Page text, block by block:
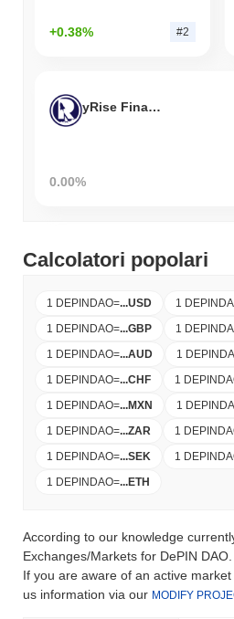
+0.38% #2
yRise Finance
0.00%
Calcolatori popolari
1 DEPINDAO=...USD 1
1 DEPINDAO=...GBP 1
1 DEPINDAO=...AUD 1
1 DEPINDAO=...CHF 1
1 DEPINDAO=...MXN 1
1 DEPINDAO=...ZAR 1
1 DEPINDAO=...SEK 1
1 DEPINDAO=...ETH
According to our knowledge
Exchanges/Markets for DePIN DAO.
If you are aware of an active
us information via our MODIFY